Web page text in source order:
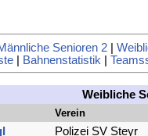
Senioren 2|
| Bahnenstatistik |
Weibliche
Verein
Polizei SV Steyr